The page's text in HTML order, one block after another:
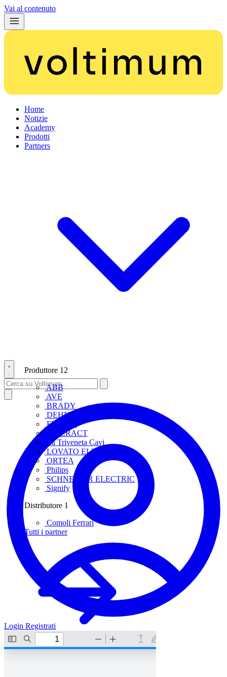
Vai al contenuto
Home
Notizie
Academy
Prodotti
Partners
Produttore 12
ABB
AVE
BRADY
DEHN
FINDER
INTERACT
La Triveneta Cavi
LOVATO ELECTRIC
ORTEA
Philips
SCHNEIDER ELECTRIC
Signify
Distributore 1
Comoli Ferrari
Tutti i partner
Login Registrati